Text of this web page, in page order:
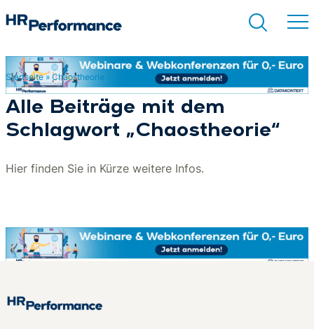
Suchen
Startseite» Chaostheorie
Alle Beiträge mit dem
Schlagwort „Chaostheorie“
Hier finden Sie in Kürze weitere Infos.